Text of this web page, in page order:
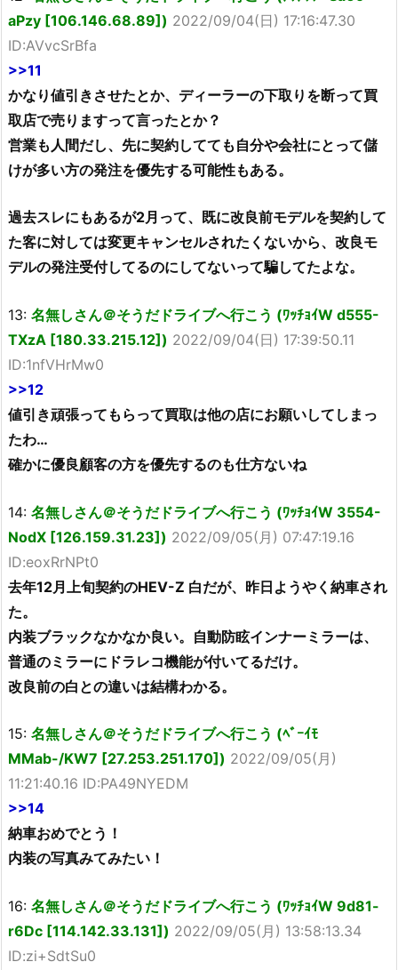
aPzy [106.146.68.89]) 2022/09/04(日) 17:16:47.30
ID:AVvcSrBfa
>>11
かなり値引きさせたとか、ディーラーの下取りを断って買
取店で売りますって言ったとか？
営業も人間だし、先に契約してても自分や会社にとって儲
けが多い方の発注を優先する可能性もある。
過去スレにもあるが2月って、既に改良前モデルを契約して
た客に対しては変更キャンセルされたくないから、改良モ
デルの発注受付してるのにしてないって騙してたよな。
13: 名無しさん＠そうだドライブへ行こう (ﾜｯﾁｮｲW d555-
TXzA [180.33.215.12]) 2022/09/04(日) 17:39:50.11
ID:1nfVHrMw0
>>12
値引き頑張ってもらって買取は他の店にお願いしてしまっ
たわ…
確かに優良顧客の方を優先するのも仕方ないね
14: 名無しさん＠そうだドライブへ行こう (ﾜｯﾁｮｲW 3554-
NodX [126.159.31.23]) 2022/09/05(月) 07:47:19.16
ID:eoxRrNPt0
去年12月上旬契約のHEV-Z 白だが、昨日ようやく納車され
た。
内装ブラックなかなか良い。自動防眩インナーミラーは、
普通のミラーにドラレコ機能が付いてるだけ。
改良前の白との違いは結構わかる。
15: 名無しさん＠そうだドライブへ行こう (ﾍﾞｰｲﾓ
MMab-/KW7 [27.253.251.170]) 2022/09/05(月)
11:21:40.16 ID:PA49NYEDM
>>14
納車おめでとう！
内装の写真みてみたい！
16: 名無しさん＠そうだドライブへ行こう (ﾜｯﾁｮｲW 9d81-
r6Dc [114.142.33.131]) 2022/09/05(月) 13:58:13.34
ID:zi+SdtSu0